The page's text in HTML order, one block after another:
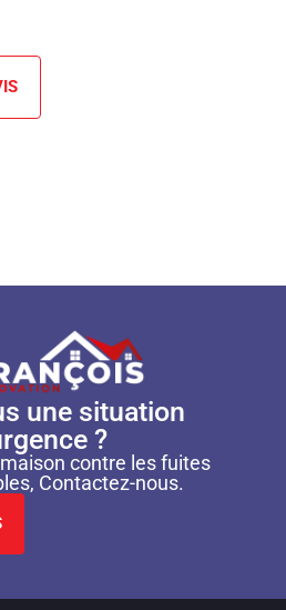
une situation
?
contre les fuites
Contactez-nous.